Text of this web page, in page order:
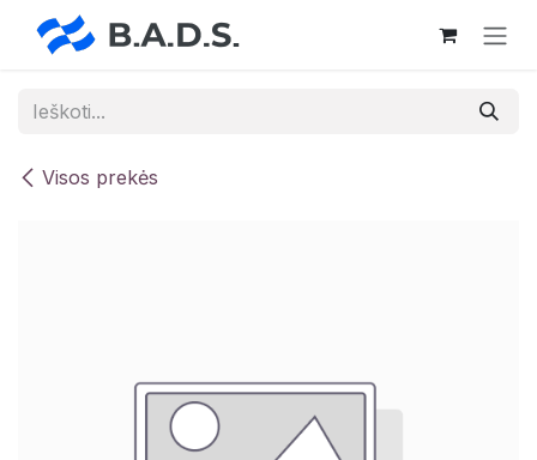
Skip to Content
Visos prekės